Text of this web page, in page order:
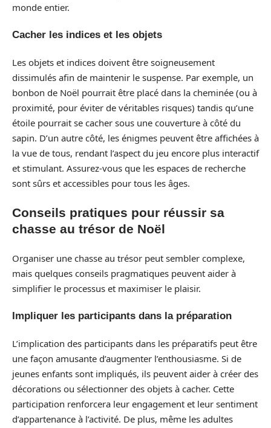
monde entier.
Cacher les indices et les objets
Les objets et indices doivent être soigneusement
dissimulés afin de maintenir le suspense. Par exemple, un
bonbon de Noël pourrait être placé dans la cheminée (ou à
proximité, pour éviter de véritables risques) tandis qu’une
étoile pourrait se cacher sous une couverture à côté du
sapin. D’un autre côté, les énigmes peuvent être affichées à
la vue de tous, rendant l’aspect du jeu encore plus interactif
et stimulant. Assurez-vous que les espaces de recherche
sont sûrs et accessibles pour tous les âges.
Conseils pratiques pour réussir sa
chasse au trésor de Noël
Organiser une chasse au trésor peut sembler complexe,
mais quelques conseils pragmatiques peuvent aider à
simplifier le processus et maximiser le plaisir.
Impliquer les participants dans la préparation
L’implication des participants dans les préparatifs peut être
une façon amusante d’augmenter l’enthousiasme. Si de
jeunes enfants sont impliqués, ils peuvent aider à créer des
décorations ou sélectionner des objets à cacher. Cette
participation renforcera leur engagement et leur sentiment
d’appartenance à l’activité. De plus, même les adultes